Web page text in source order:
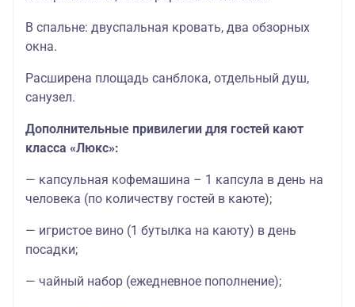
В спальне: двуспальная кровать, два обзорных
окна.
Расширена площадь санблока, отдельный душ,
санузел.
Дополнительные привилегии для гостей кают
класса «Люкс»:
— капсульная кофемашина – 1 капсула в день на
человека (по количеству гостей в каюте);
— игристое вино (1 бутылка на каюту) в день
посадки;
— чайный набор (ежедневное пополнение);